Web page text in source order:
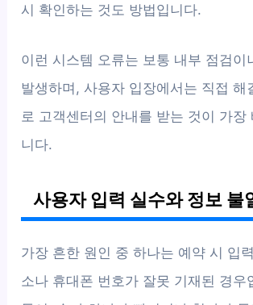
시 확인하는 것도 방법입니다.
이런 시스템 오류는 보통 내부 점검이
발생하며, 사용자 입장에서는 직접 해
로 고객센터의 안내를 받는 것이 가장
니다.
사용자 입력 실수와 정보 불
가장 흔한 원인 중 하나는 예약 시 입
소나 휴대폰 번호가 잘못 기재된 경우